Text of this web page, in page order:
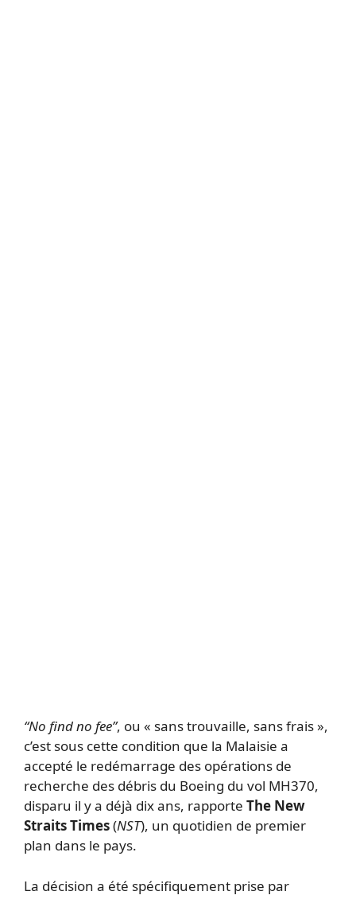
“No find no fee”, ou « sans trouvaille, sans frais »,
c’est sous cette condition que la Malaisie a
accepté le redémarrage des opérations de
recherche des débris du Boeing du vol MH370,
disparu il y a déjà dix ans, rapporte The New
Straits Times(NST), un quotidien de premier
plan dans le pays.
La décision a été spécifiquement prise par